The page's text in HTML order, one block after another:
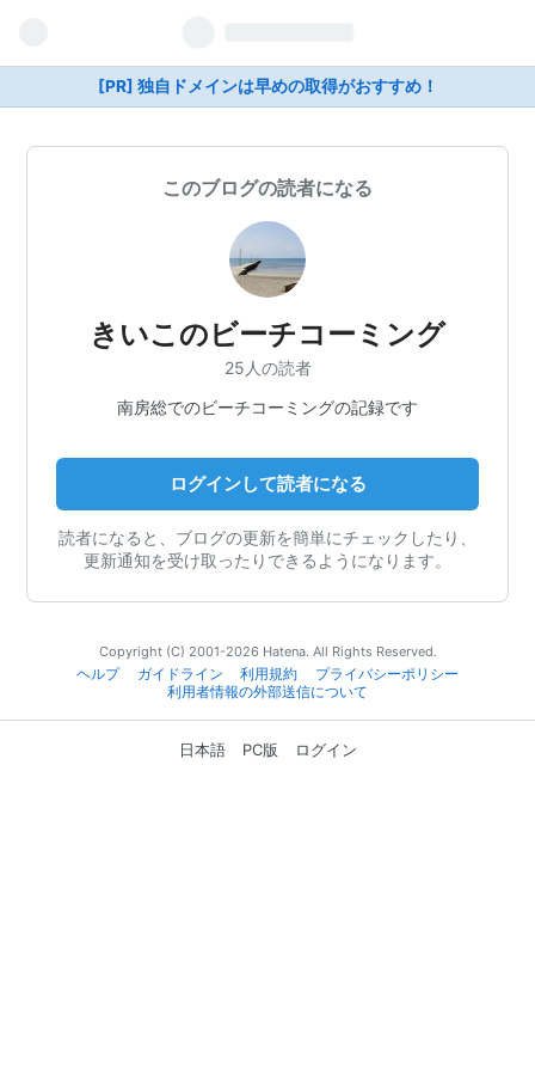
[PR] 独自ドメインは早めの取得がおすすめ！
このブログの読者になる
きいこのビーチコーミング
25人の読者
南房総でのビーチコーミングの記録です
ログインして読者になる
読者になると、ブログの更新を簡単にチェックしたり、
更新通知を受け取ったりできるようになります。
Copyright (C) 2001-2026 Hatena. All Rights Reserved.
ヘルプ
ガイドライン 利用規約
プライバシーポリシー
利用者情報の外部送信について
日本語 PC版 ログイン